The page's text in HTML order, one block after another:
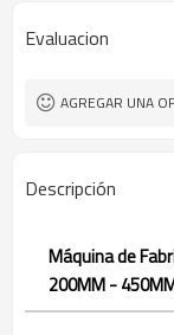
Materiales soldables
fusión aplicada
Evaluacion
AGREGAR UNA
Descripción
Máquina de
200MM -